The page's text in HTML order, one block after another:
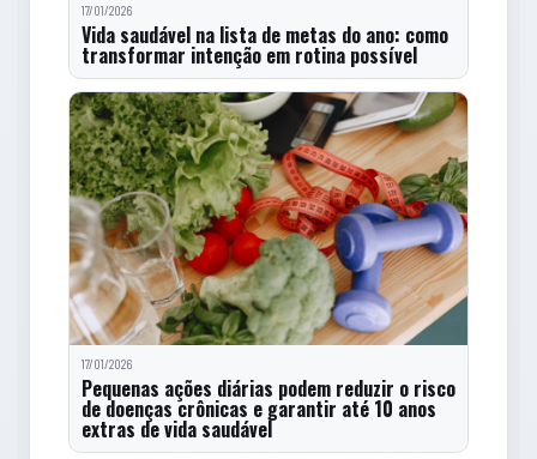
17/01/2026
Vida saudável na lista de metas do ano: como
transformar intenção em rotina possível
17/01/2026
Pequenas ações diárias podem reduzir o risco
de doenças crônicas e garantir até 10 anos
extras de vida saudável